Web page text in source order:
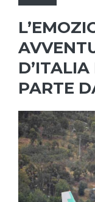
PARTE